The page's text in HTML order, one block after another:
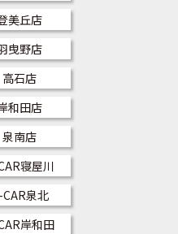
美丘店
曳野店
高石店
和田店
泉南店
寝屋川
CAR泉北
岸和田